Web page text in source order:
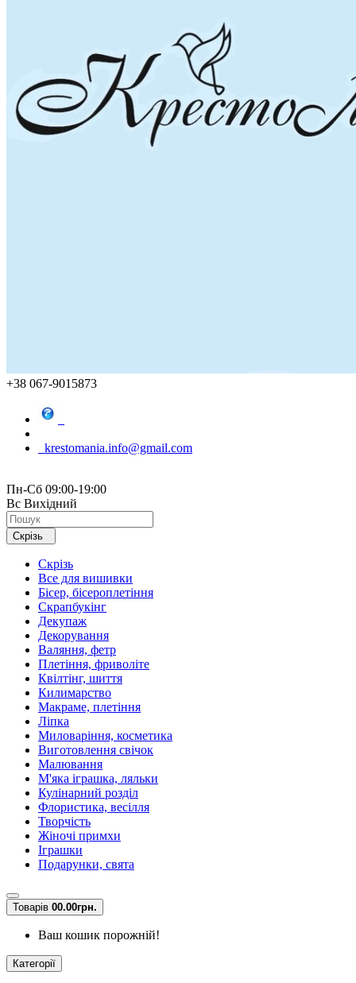
+38 067-9015873
krestomania.info@gmail.com
Пн-Сб 09:00-19:00
Вс Вихідний
Скрізь
Скрізь
Все для вишивки
Бісер, бісероплетіння
Скрапбукінг
Декупаж
Декорування
Валяння, фетр
Плетіння, фриволіте
Квілтінг, шиття
Килимарство
Макраме, плетіння
Ліпка
Миловаріння, косметика
Виготовлення свічок
Малювання
М'яка іграшка, ляльки
Кулінарний розділ
Флористика, весілля
Творчість
Жіночі примхи
Іграшки
Подарунки, свята
Товарів 00.00грн.
Ваш кошик порожній!
Категорії